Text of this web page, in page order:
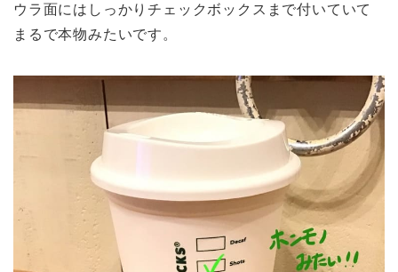
ウラ面にはしっかりチェックボックスまで付いていて
まるで本物みたいです。